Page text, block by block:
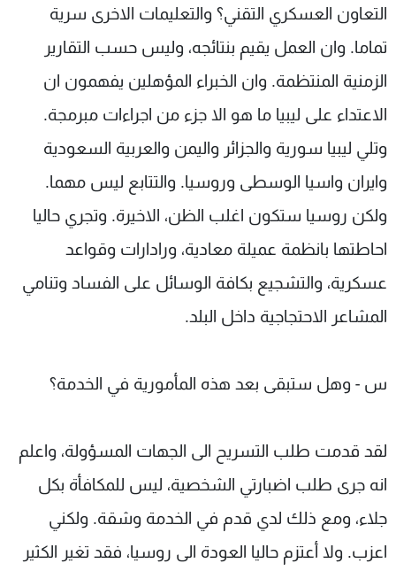
التعاون العسكري التقني؟ والتعليمات الاخرى سرية
تماما. وان العمل يقيم بنتائجه، وليس حسب التقارير
الزمنية المنتظمة. وان الخبراء المؤهلين يفهمون ان
الاعتداء على ليبيا ما هو الا جزء من اجراءات مبرمجة.
وتلي ليبيا سورية والجزائر واليمن والعربية السعودية
وايران واسيا الوسطى وروسيا. والتتابع ليس مهما.
ولكن روسيا ستكون اغلب الظن، الاخيرة. وتجري حاليا
احاطتها بانظمة عميلة معادية، ورادارات وقواعد
عسكرية، والتشجيع بكافة الوسائل على الفساد وتنامي
المشاعر الاحتجاجية داخل البلد.
س - وهل ستبقى بعد هذه المأمورية في الخدمة؟
لقد قدمت طلب التسريح الى الجهات المسؤولة، واعلم
انه جرى طلب اضبارتي الشخصية، ليس للمكافأة بكل
جلاء، ومع ذلك لدي قدم في الخدمة وشقة. ولكني
اعزب. ولا أعتزم حاليا العودة الى روسيا، فقد تغير الكثير